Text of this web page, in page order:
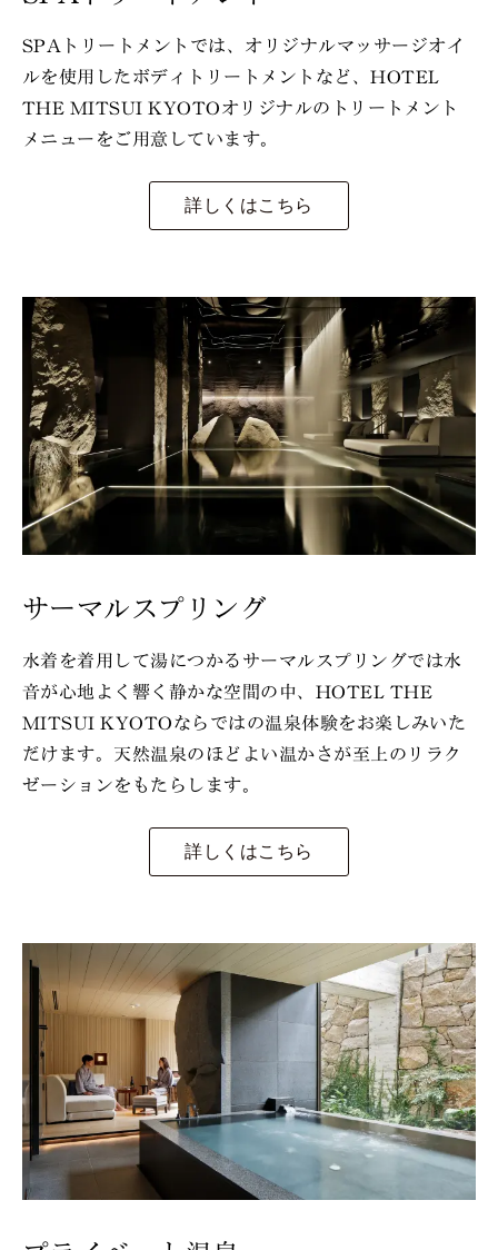
SPAトリートメントでは、オリジナルマッサージオイ
ルを使用したボディトリートメントなど、HOTEL
THE MITSUI KYOTOオリジナルのトリートメント
メニューをご用意しています。
詳しくはこちら
サーマルスプリング
水着を着用して湯につかるサーマルスプリングでは水
音が心地よく響く静かな空間の中、HOTEL THE
MITSUI KYOTOならではの温泉体験をお楽しみいた
だけます。天然温泉のほどよい温かさが至上のリラク
ゼーションをもたらします。
詳しくはこちら